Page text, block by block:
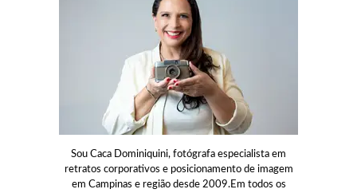
Sou Caca Dominiquini, fotógrafa especialista em
retratos corporativos e posicionamento de imagem
em Campinas e região desde 2009.Em todos os